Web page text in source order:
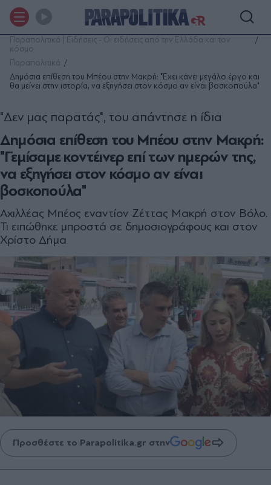
Παραπολιτικά | Ειδήσεις - Οι ειδήσεις από την Ελλάδα και τον
κόσμο
Παραπολιτικά
Δημόσια επίθεση του Μπέου στην Μακρή: "Έχει κάνει μεγάλο έργο και
θα μείνει στην ιστορία, να εξηγήσει στον κόσμο αν είναι βοσκοπούλα"
Δημόσια επίθεση του Μπέου στην Μακρή:
"Γεμίσαμε κοντέινερ επί των ημερών της,
να εξηγήσει στον κόσμο αν είναι
βοσκοπούλα"
"Δεν μας παρατάς", του απάντησε η ίδια
Αχιλλέας Μπέος εναντίον Ζέττας Μακρή στον Βόλο.
Τι ειπώθηκε μπροστά σε δημοσιογράφους και στον
Χρίστο Δήμα
Προσθέστε το Parapolitika.gr στην